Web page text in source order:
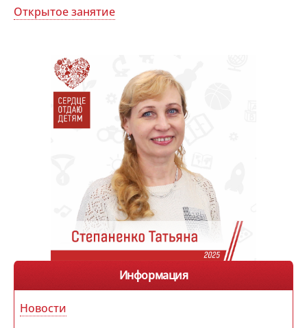
Открытое занятие
Информация
Новости